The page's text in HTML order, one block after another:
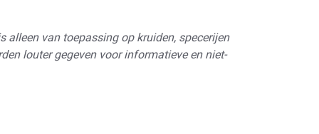
van toepassing op kruiden, specerijen
louter gegeven voor informatieve en niet-